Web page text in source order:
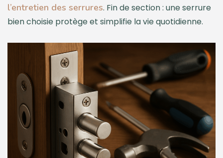
l’entretien des serrures. Fin de section : une serrure
bien choisie protège et simplifie la vie quotidienne.